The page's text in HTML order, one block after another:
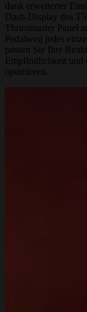
dank erweiterter
Dash-Display des
Thrustmaster Panel
Pedalweg jedes
passen Sie Ihre
Empfindlichkeit und
optimieren.